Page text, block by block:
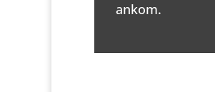
ankom.